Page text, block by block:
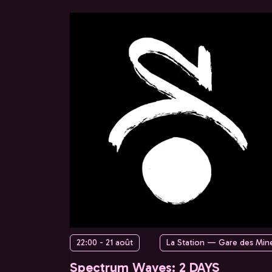
22:00 - 21 août La Station — Gare des
Spectrum Waves: 2 DAYS